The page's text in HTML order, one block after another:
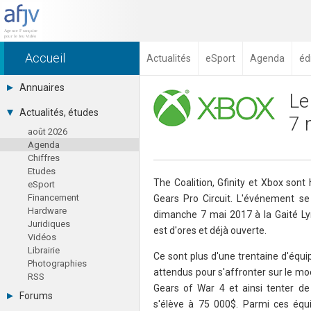
Accueil Actualités eSport Agenda
Annuaires
Toutes les sociétés (691)
Studios (418)
Editeurs (49)
Distributeurs (16)
Hard. / Accessoires (10)
Middlewares (15)
Prestataires (99)
Assoc. / Syndicats (21)
Formations / Ecoles (46)
Presse spécialisée (17)
Actualités, études
août 2026
Agenda
Chiffres
Etudes
eSport
Financement
Hardware
Juridiques
Vidéos
Librairie
Photographies
RSS
Forums
7
The Coalition, Gfinity et Xbox sont
Gears Pro Circuit. L'événement
dimanche 7 mai 2017 à la Gaité
est d'ores et déjà ouverte.
Ce sont plus d'une trentaine
attendus pour s'affronter sur le
Gears of War 4 et ainsi tenter
s'élève à 75 000$. Parmi ces